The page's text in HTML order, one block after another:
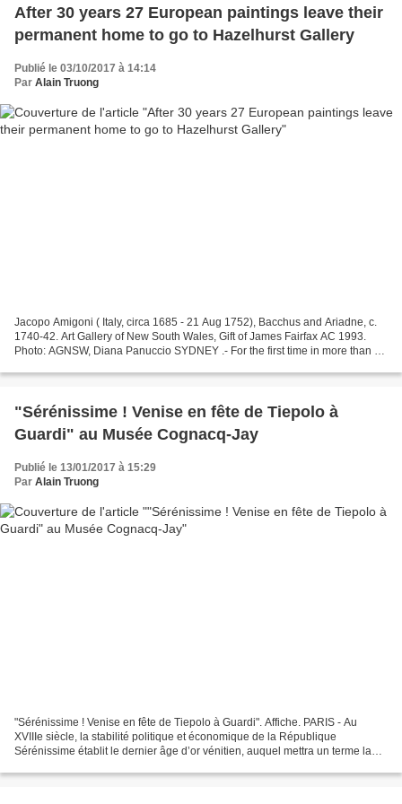
After 30 years 27 European paintings leave their
permanent home to go to Hazelhurst Gallery
Publié le 03/10/2017 à 14:14
Par Alain Truong
Jacopo Amigoni ( Italy, circa 1685 - 21 Aug 1752), Bacchus and Ariadne, c.
1740-42. Art Gallery of New South Wales, Gift of James Fairfax AC 1993.
Photo: AGNSW, Diana Panuccio SYDNEY .- For the first time in more than 30
"Sérénissime ! Venise en fête de Tiepolo à
Guardi" au Musée Cognacq-Jay
Publié le 13/01/2017 à 15:29
Par Alain Truong
"Sérénissime ! Venise en fête de Tiepolo à Guardi". Affiche. PARIS - Au
XVIIIe siècle, la stabilité politique et économique de la République
Sérénissime établit le dernier âge d’or vénitien, auquel mettra un terme la